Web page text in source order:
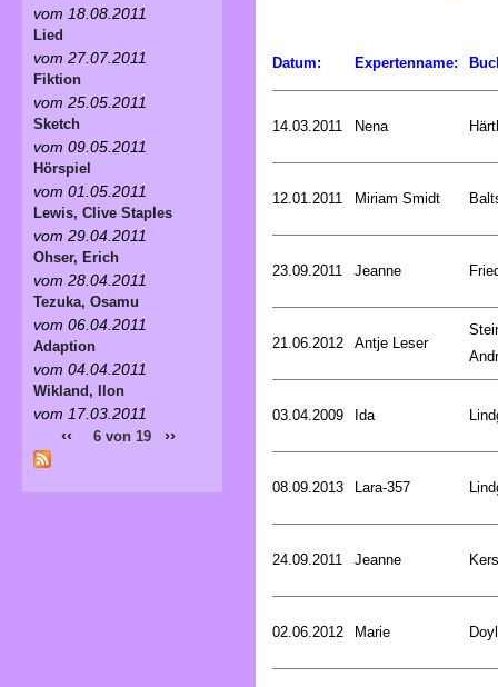
Datum: Expertenname:
14.03.2011 Nena
12.01.2011 Miriam Smidt
23.09.2011 Jeanne
21.06.2012 Antje Leser
03.04.2009 Ida
08.09.2013 Lara-357
24.09.2011 Jeanne
02.06.2012 Marie
vom 18.08.2011
Lied
vom 27.07.2011
Fiktion
vom 25.05.2011
Sketch
vom 09.05.2011
Hörspiel
vom 01.05.2011
Lewis, Clive Staples
vom 29.04.2011
Ohser, Erich
vom 28.04.2011
Tezuka, Osamu
vom 06.04.2011
Adaption
vom 04.04.2011
Wikland, Ilon
vom 17.03.2011
‹‹ 6 von 19 ››